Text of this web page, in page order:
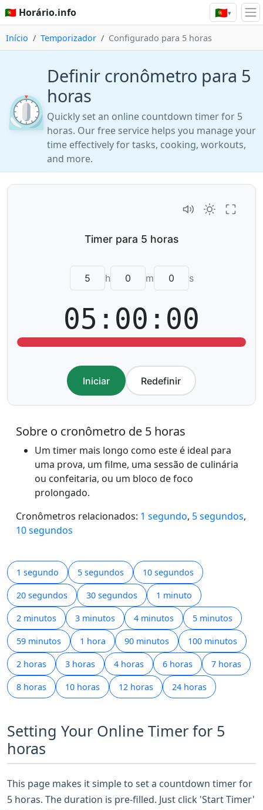
🇵🇹 Horário.info 🇵🇹▾
Início Temporizador Configurado para 5 horas
⏲️
Definir cronômetro para 5
horas
Quickly set an online countdown timer for 5
horas. Our free service helps you manage your
time effectively for tasks, cooking, workouts,
and more.
h m s
05:00:00
Iniciar Redefinir
Sobre o cronômetro de 5 horas
Um timer mais longo como este é ideal para
uma prova, um filme, uma sessão de culinária
ou confeitaria, ou um bloco de foco
prolongado.
Cronômetros relacionados: 1 segundo, 5 segundos,
10 segundos
1 segundo 5 segundos 10 segundos
20 segundos 30 segundos 1 minuto
2 minutos 3 minutos 4 minutos 5 minutos
59 minutos 1 hora 90 minutos 100 minutos
2 horas 3 horas 4 horas 6 horas 7 horas
8 horas 10 horas 12 horas 24 horas
Setting Your Online Timer for 5
horas
This page makes it simple to set a countdown timer for
5 horas. The duration is pre-filled. Just click 'Start Timer'